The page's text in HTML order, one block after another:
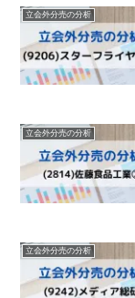
立会外分売の分析
立会外分売の分析
立会外分売の分析